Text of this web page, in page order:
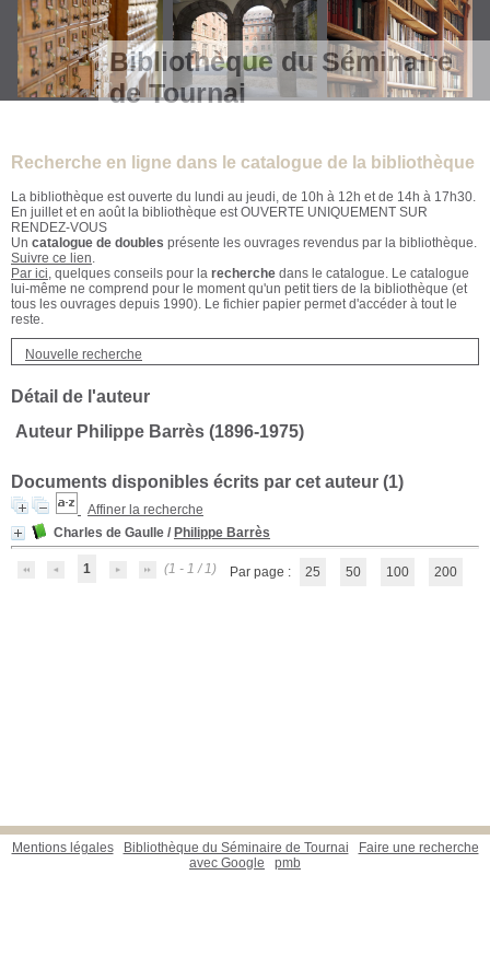
Bibliothèque du Séminaire
de Tournai
Recherche en ligne dans le catalogue de la bibliothèque
La bibliothèque est ouverte du lundi au jeudi, de 10h à 12h et de 14h à 17h30.
En juillet et en août la bibliothèque est OUVERTE UNIQUEMENT SUR
RENDEZ-VOUS
Un catalogue de doubles présente les ouvrages revendus par la bibliothèque.
Suivre ce lien.
Par ici, quelques conseils pour la recherche dans le catalogue. Le catalogue
lui-même ne comprend pour le moment qu'un petit tiers de la bibliothèque (et
tous les ouvrages depuis 1990). Le fichier papier permet d'accéder à tout le
reste.
Nouvelle recherche
Détail de l'auteur
Auteur Philippe Barrès (1896-1975)
Documents disponibles écrits par cet auteur (1)
Affiner la recherche
Charles de Gaulle / Philippe Barrès
1 (1 - 1 / 1) Par page : 25 50 100 200
Mentions légales Bibliothèque du Séminaire de Tournai
Faire une recherche
avec Google
pmb